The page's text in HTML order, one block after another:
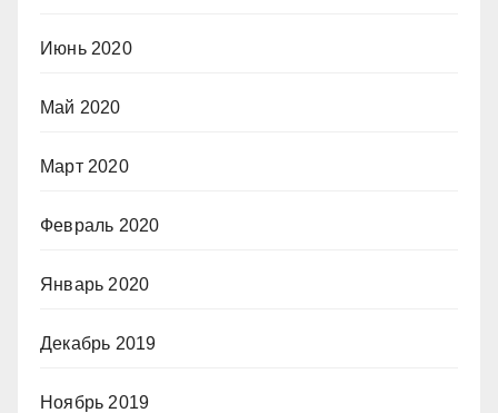
Июнь 2020
Май 2020
Март 2020
Февраль 2020
Январь 2020
Декабрь 2019
Ноябрь 2019